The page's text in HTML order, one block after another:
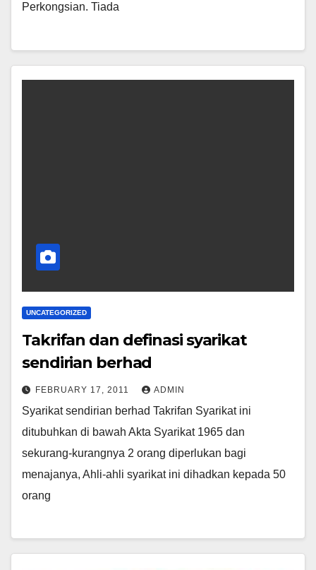
Perkongsian. Tiada
UNCATEGORIZED
Takrifan dan definasi syarikat
sendirian berhad
FEBRUARY 17, 2011 ADMIN
Syarikat sendirian berhad Takrifan Syarikat ini
ditubuhkan di bawah Akta Syarikat 1965 dan
sekurang-kurangnya 2 orang diperlukan bagi
menajanya, Ahli-ahli syarikat ini dihadkan kepada 50
orang